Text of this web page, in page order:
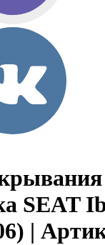
SEAT
|